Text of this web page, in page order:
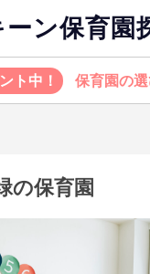
ーン保育園
ト中！ 保育園の
保育園